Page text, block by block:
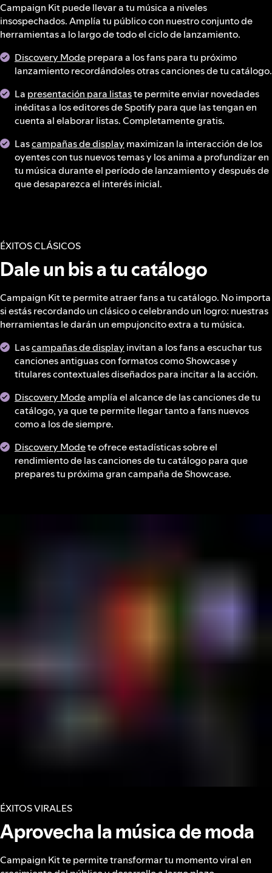
Campaign Kit puede llevar a tu música a niveles
insospechados. Amplía tu público con nuestro conjunto de
herramientas a lo largo de todo el ciclo de lanzamiento.
Discovery Modeprepara a los fans para tu próximo
lanzamiento recordándoles otras canciones de tu catálogo.
La presentación para listaste permite enviar novedades
inéditas a los editores de Spotify para que las tengan en
cuenta al elaborar listas. Completamente gratis.
Lascampañas de display maximizan la interacción de los
oyentes con tus nuevos temas y los anima a profundizar en
tu música durante el período de lanzamiento y después de
que desaparezca el interés inicial.
ÉXITOS CLÁSICOS
Dale un bis a tu catálogo
Campaign Kit te permite atraer fans a tu catálogo. No importa
si estás recordando un clásico o celebrando un logro: nuestras
herramientas le darán un empujoncito extra a tu música.
Lascampañas de display invitan a los fans a escuchar tus
canciones antiguas con formatos como Showcase y
titulares contextuales diseñados para incitar a la acción.
Discovery Modeamplía el alcance de las canciones de tu
catálogo, ya que te permite llegar tanto a fans nuevos
como a los de siempre.
Discovery Modete ofrece estadísticas sobre el
rendimiento de las canciones de tu catálogo para que
prepares tu próxima gran campaña de Showcase.
ÉXITOS VIRALES
Aprovecha la música de moda
Campaign Kit te permite transformar tu momento viral en